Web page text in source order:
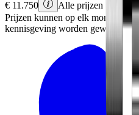
€ 11.750
Alle prijzen zijn
Prijzen kunnen op elk moment en
kennisgeving worden gewijzigd.